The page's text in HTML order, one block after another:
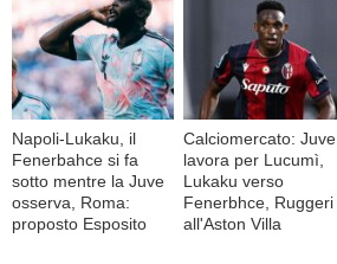
Napoli-Lukaku, il
Fenerbahce si fa
sotto mentre la Juve
osserva, Roma:
proposto Esposito
Calciomercato: Juve
lavora per Lucumì,
Lukaku verso
Fenerbhce, Ruggeri
all'Aston Villa